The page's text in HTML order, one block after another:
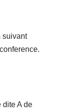
suivant
dite A de